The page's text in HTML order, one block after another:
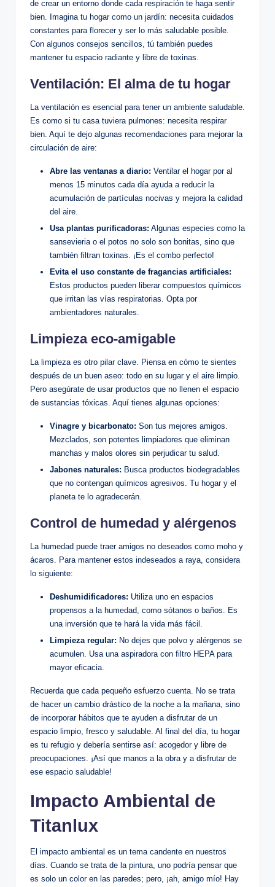
de crear un entorno donde cada respiración te haga sentir
bien. Imagina tu hogar como un jardín: necesita cuidados
constantes para florecer y ser lo más saludable posible.
Con algunos consejos sencillos, tú también puedes
mantener tu espacio radiante y libre de toxinas.
Ventilación: El alma de tu hogar
La ventilación es esencial para tener un ambiente saludable.
Es como si tu casa tuviera pulmones: necesita respirar
bien. Aquí te dejo algunas recomendaciones para mejorar la
circulación de aire:
Abre las ventanas a diario: Ventilar el hogar por al
menos 15 minutos cada día ayuda a reducir la
acumulación de partículas nocivas y mejora la calidad
del aire.
Usa plantas purificadoras: Algunas especies como la
sansevieria o el potos no solo son bonitas, sino que
también filtran toxinas. ¡Es el combo perfecto!
Evita el uso constante de fragancias artificiales:
Estos productos pueden liberar compuestos químicos
que irritan las vías respiratorias. Opta por
ambientadores naturales.
Limpieza eco-amigable
La limpieza es otro pilar clave. Piensa en cómo te sientes
después de un buen aseo: todo en su lugar y el aire limpio.
Pero asegúrate de usar productos que no llenen el espacio
de sustancias tóxicas. Aquí tienes algunas opciones:
Vinagre y bicarbonato: Son tus mejores amigos.
Mezclados, son potentes limpiadores que eliminan
manchas y malos olores sin perjudicar tu salud.
Jabones naturales: Busca productos biodegradables
que no contengan químicos agresivos. Tu hogar y el
planeta te lo agradecerán.
Control de humedad y alérgenos
La humedad puede traer amigos no deseados como moho y
ácaros. Para mantener estos indeseados a raya, considera
lo siguiente:
Deshumidificadores: Utiliza uno en espacios
propensos a la humedad, como sótanos o baños. Es
una inversión que te hará la vida más fácil.
Limpieza regular: No dejes que polvo y alérgenos se
acumulen. Usa una aspiradora con filtro HEPA para
mayor eficacia.
Recuerda que cada pequeño esfuerzo cuenta. No se trata
de hacer un cambio drástico de la noche a la mañana, sino
de incorporar hábitos que te ayuden a disfrutar de un
espacio limpio, fresco y saludable. Al final del día, tu hogar
es tu refugio y debería sentirse así: acogedor y libre de
preocupaciones. ¡Así que manos a la obra y a disfrutar de
ese espacio saludable!
Impacto Ambiental de
Titanlux
El impacto ambiental es un tema candente en nuestros
días. Cuando se trata de la pintura, uno podría pensar que
es solo un color en las paredes; pero, ¡ah, amigo mío! Hay